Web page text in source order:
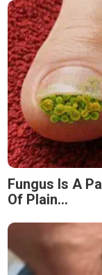
Fungus Is A
Of Plain...